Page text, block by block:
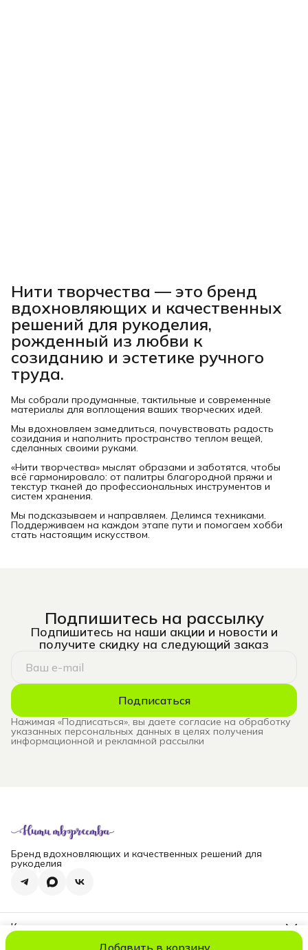
Добавить в корзину
Нити творчества — это бренд
вдохновляющих и качественных
решений для рукоделия,
рожденный из любви к
созиданию и эстетике ручного
труда.
Мы собрали продуманные, тактильные и современные
материалы для воплощения ваших творческих идей.
Мы вдохновляем замедлиться, почувствовать радость
созидания и наполнить пространство теплом вещей,
сделанных своими руками.
«Нити творчества» мыслят образами и заботятся, чтобы
всё гармонировало: от палитры благородной пряжи и
текстур тканей до профессиональных инструментов и
систем хранения.
Мы подсказываем и направляем. Делимся техниками.
Поддерживаем на каждом этапе пути и помогаем хобби
стать настоящим искусством.
Подпишитесь на рассылку
Подпишитесь на наши акции и новости и
получите скидку на следующий заказ
Подписаться
Нажимая «Подписаться», вы даете согласие на обработку
указанных персональных данных в целях получения
информационной и рекламной рассылки
Бренд вдохновляющих и качественных решений для
рукоделия
Контакты